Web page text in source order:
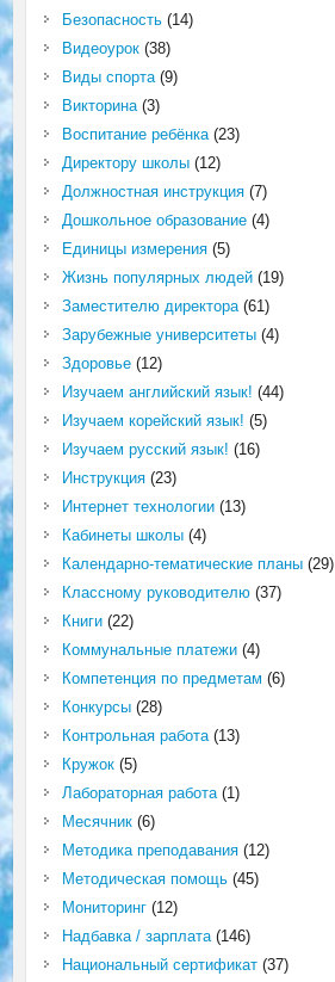
Безопасность(14)
Видеоурок(38)
Виды спорта(9)
Викторина(3)
Воспитание ребёнка(23)
Директору школы(12)
Должностная инструкция(7)
Дошкольное образование(4)
Единицы измерения(5)
Жизнь популярных людей(19)
Заместителю директора(61)
Зарубежные университеты(4)
Здоровье(12)
Изучаем английский язык! (44)
Изучаем корейский язык! (5)
Изучаем русский язык! (16)
Инструкция(23)
Интернет технологии(13)
Кабинеты школы(4)
Календарно-тематические планы(29)
Классному руководителю(37)
Книги(22)
Коммунальные платежи(4)
Компетенция по предметам (6)
Конкурсы(28)
Контрольная работа(13)
Кружок(5)
Лабораторная работа(1)
Месячник(6)
Методика преподавания(12)
Методическая помощь(45)
Мониторинг(12)
Надбавка / зарплата(146)
Национальный сертификат(37)